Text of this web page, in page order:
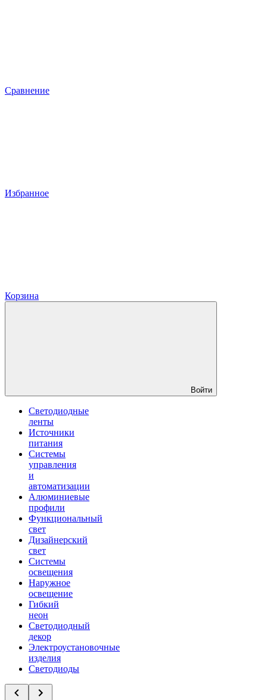
Сравнение
Избранное
Корзина
Войти
Светодиодные
ленты
Источники
питания
Системы
управления
и
автоматизации
Алюминиевые
профили
Функциональный
свет
Дизайнерский
свет
Системы
освещения
Наружное
освещение
Гибкий
неон
Светодиодный
декор
Электроустановочные
изделия
Светодиоды